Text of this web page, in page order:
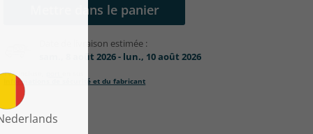
Date de livraison estimée :
sam., 8 août 2026 - lun., 10 août 2026
Mettre dans le panier
TVA incluse,
Informations de sécurité et du fabricant